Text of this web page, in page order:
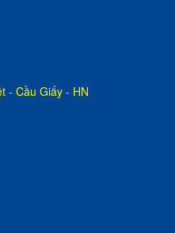
- Cầu Giấy - HN